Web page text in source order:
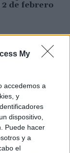
My
accedemos a
y
dispositivo,
Puede hacer
y a
el
2 de febrero